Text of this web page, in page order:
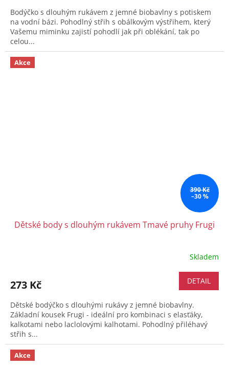
Bodýčko s dlouhým rukávem z jemné biobavlny s potiskem
na vodní bázi. Pohodlný střih s obálkovým výstřihem, který
Vašemu miminku zajistí pohodlí jak při oblékání, tak po
celou...
Akce
390 Kč
–30 %
Dětské body s dlouhým rukávem Tmavé pruhy Frugi
Skladem
273 Kč DETAIL
Dětské bodýčko s dlouhými rukávy z jemné biobavlny.
Základní kousek Frugi - ideální pro kombinaci s elasťáky,
kalkotami nebo laclolovými kalhotami. Pohodlný přiléhavý
střih s...
Akce